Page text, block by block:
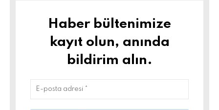
Haber bültenimize
kayıt olun, anında
bildirim alın.